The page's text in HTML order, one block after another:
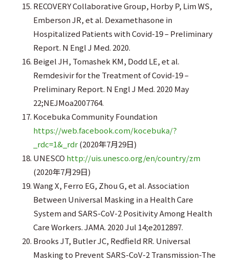
RECOVERY Collaborative Group, Horby P, Lim WS,
Emberson JR, et al. Dexamethasone in
Hospitalized Patients with Covid-19 – Preliminary
Report. N Engl J Med. 2020.
Beigel JH, Tomashek KM, Dodd LE, et al.
Remdesivir for the Treatment of Covid-19 –
Preliminary Report. N Engl J Med. 2020 May
22;NEJMoa2007764.
Kocebuka Community Foundation
https://web.facebook.com/kocebuka/?
_rdc=1&_rdr(2020年7月29日)
UNESCO http://uis.unesco.org/en/country/zm
(2020年7月29日)
Wang X, Ferro EG, Zhou G, et al. Association
Between Universal Masking in a Health Care
System and SARS-CoV-2 Positivity Among Health
Care Workers. JAMA. 2020 Jul 14;e2012897.
Brooks JT, Butler JC, Redfield RR. Universal
Masking to Prevent SARS-CoV-2 Transmission-The